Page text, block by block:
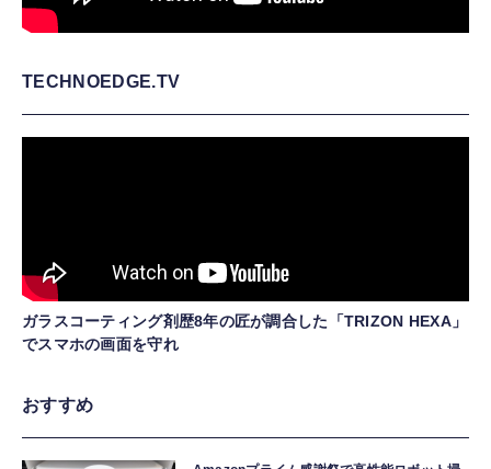
TECHNOEDGE.TV
ガラスコーティング剤歴8年の匠が調合した「TRIZON HEXA」
でスマホの画面を守れ
おすすめ